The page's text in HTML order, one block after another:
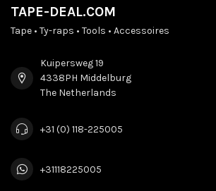
TAPE-DEAL.COM
Tape • Ty-raps • Tools • Accessoires
Kuipersweg 19
4338PH Middelburg
The Netherlands
+31 (0) 118-225005
+31118225005